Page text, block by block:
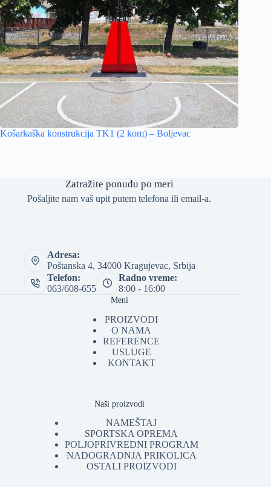
Košarkaška konstrukcija TK1 (2 kom) – Boljevac
Zatražite ponudu po meri
Pošaljite nam vaš upit putem telefona ili email-a.
Adresa:
Poštanska 4, 34000 Kragujevac, Srbija
Telefon:
063/608-655
Radno vreme:
8:00 - 16:00
Meni
PROIZVODI
O NAMA
REFERENCE
USLUGE
KONTAKT
Naši proizvodi
NAMEŠTAJ
SPORTSKA OPREMA
POLJOPRIVREDNI PROGRAM
NADOGRADNJA PRIKOLICA
OSTALI PROIZVODI